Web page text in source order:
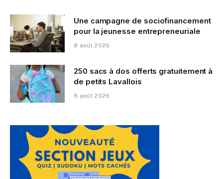
Une campagne de sociofinancement
pour la jeunesse entrepreneuriale
8 août 2026
250 sacs à dos offerts gratuitement à
de petits Lavallois
8 août 2026